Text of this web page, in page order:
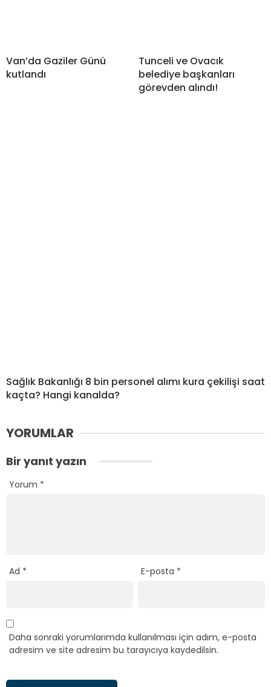
Van’da Gaziler Günü
kutlandı
Tunceli ve Ovacık
belediye başkanları
görevden alındı!
Sağlık Bakanlığı 8 bin personel alımı kura çekilişi saat
kaçta? Hangi kanalda?
YORUMLAR
Bir yanıt yazın
Yorum *
Ad * E-posta *
Daha sonraki yorumlarımda kullanılması için adım, e-posta
adresim ve site adresim bu tarayıcıya kaydedilsin.